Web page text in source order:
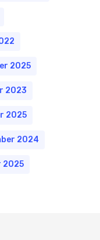
2025
2023
2025
2024
2025